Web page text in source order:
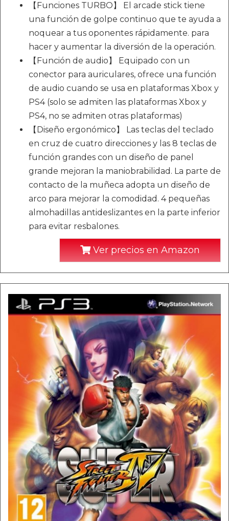
【Funciones TURBO】 El arcade stick tiene
una función de golpe continuo que te ayuda a
noquear a tus oponentes rápidamente. para
hacer y aumentar la diversión de la operación.
【Función de audio】 Equipado con un
conector para auriculares, ofrece una función
de audio cuando se usa en plataformas Xbox y
PS4 (solo se admiten las plataformas Xbox y
PS4, no se admiten otras plataformas)
【Diseño ergonómico】 Las teclas del teclado
en cruz de cuatro direcciones y las 8 teclas de
función grandes con un diseño de panel
grande mejoran la maniobrabilidad. La parte de
contacto de la muñeca adopta un diseño de
arco para mejorar la comodidad. 4 pequeñas
almohadillas antideslizantes en la parte inferior
para evitar resbalones.
Ver precios en Amazon